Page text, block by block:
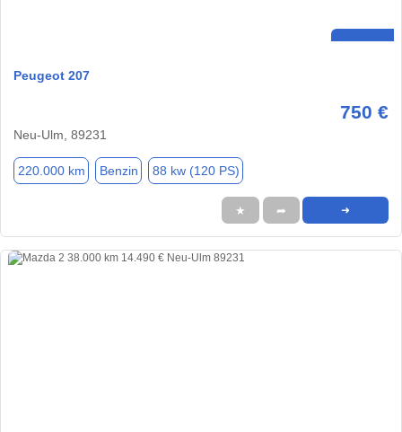
Peugeot 207
750 €
Neu-Ulm, 89231
220.000 km Benzin 88 kw (120 PS)
★ ➦ ➜